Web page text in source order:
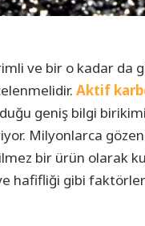
ve bir o kadar da
Aktif
geniş bilgi
Milyonlarca
bir ürün olarak
hafifliği gibi